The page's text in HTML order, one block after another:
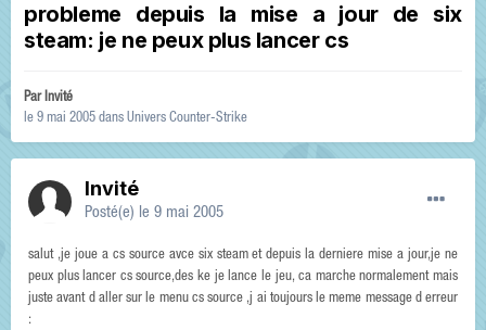
probleme depuis la mise a jour de six
steam: je ne peux plus lancer cs
Par Invité
le 9 mai 2005 dans Univers Counter-Strike
Invité
Posté(e) le 9 mai 2005
salut ,je joue a cs source avce six steam et depuis la derniere mise a jour,je ne
peux plus lancer cs source,des ke je lance le jeu, ca marche normalement mais
juste avant d aller sur le menu cs source ,j ai toujours le meme message d erreur
: